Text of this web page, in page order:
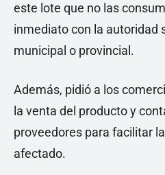
este lote que no las
inmediato con la autoridad
municipal o provincial.
Además, pidió a los
la venta del producto y
proveedores para facilitar
afectado.